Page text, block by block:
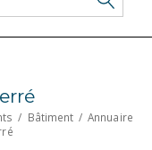
/ Bâtiment /Annuaire